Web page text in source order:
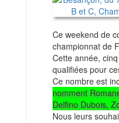
Ce weekend de
championnat de
Cette année,
qualifiées pour
Ce nombre est
nomment
Delfino Dubois,
Nous leurs